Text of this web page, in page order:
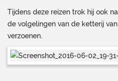
Tijdens deze reizen trok hij ook
de volgelingen van de ketterij
verzoenen.